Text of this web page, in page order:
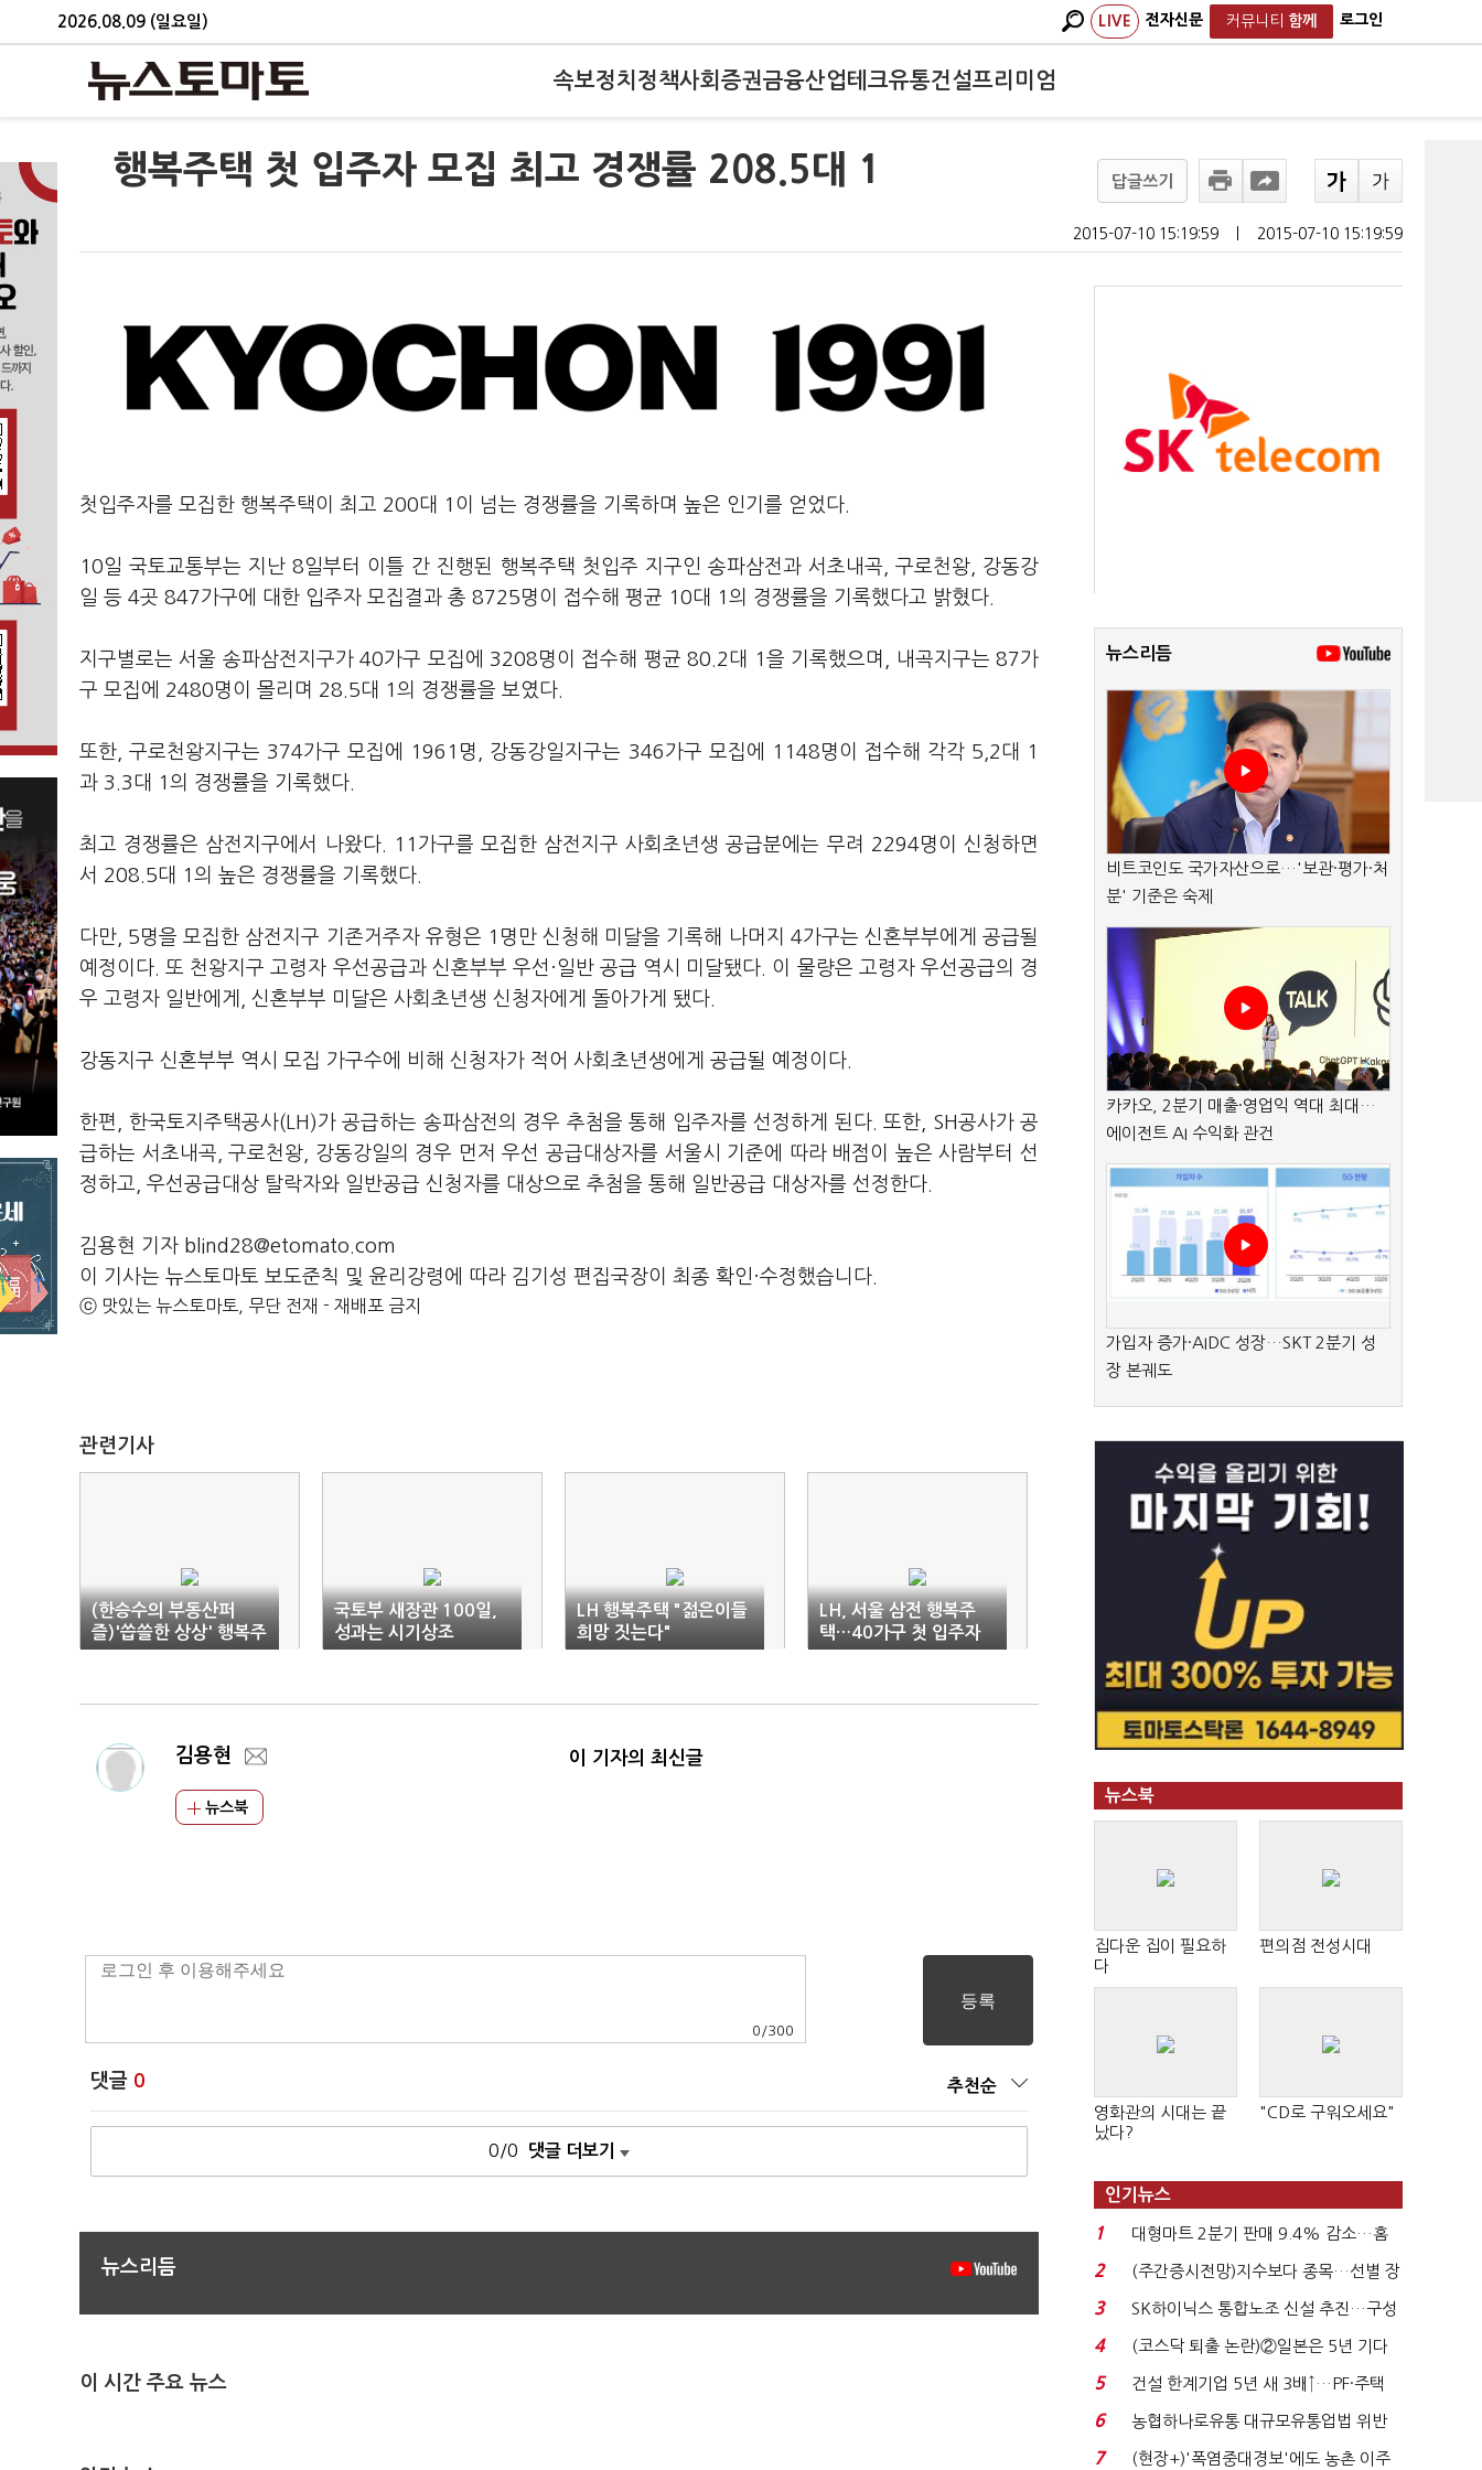
2026.08.09 (일요일) LIVE 전자신문 커뮤니티 함께 로그인
속보정치 정책사회 증권금융산업테크유통건설프리미엄
행복주택 첫 입주자 모집 최고 경쟁률 208.5대 1 답글쓰기
2015-07-10 15:19:59 2015-07-10 15:19:59
첫입주자를 모집한 행복주택이 최고 200대 1이 넘는 경쟁률을 기록하며 높은 인기를 얻었다.
10일 국토교통부는 지난 8일부터 이틀 간 진행된 행복주택 첫입주 지구인 송파삼전과 서초내곡, 구로천왕, 강동강
일 등 4곳 847가구에 대한 입주자 모집결과 총 8725명이 접수해 평균 10대 1의 경쟁률을 기록했다고 밝혔다.
지구별로는 서울 송파삼전지구가 40가구 모집에 3208명이 접수해 평균 80.2대 1을 기록했으며, 내곡지구는 87가
구 모집에 2480명이 몰리며 28.5대 1의 경쟁률을 보였다.
또한, 구로천왕지구는 374가구 모집에 1961명, 강동강일지구는 346가구 모집에 1148명이 접수해 각각 5,2대 1
과 3.3대 1의 경쟁률을 기록했다.
최고 경쟁률은 삼전지구에서 나왔다. 11가구를 모집한 삼전지구 사회초년생 공급분에는 무려 2294명이 신청하면
서 208.5대 1의 높은 경쟁률을 기록했다.
다만, 5명을 모집한 삼전지구 기존거주자 유형은 1명만 신청해 미달을 기록해 나머지 4가구는 신혼부부에게 공급될
예정이다. 또 천왕지구 고령자 우선공급과 신혼부부 우선·일반 공급 역시 미달됐다. 이 물량은 고령자 우선공급의 경
우 고령자 일반에게, 신혼부부 미달은 사회초년생 신청자에게 돌아가게 됐다.
강동지구 신혼부부 역시 모집 가구수에 비해 신청자가 적어 사회초년생에게 공급될 예정이다.
한편, 한국토지주택공사(LH)가 공급하는 송파삼전의 경우 추첨을 통해 입주자를 선정하게 된다. 또한, SH공사가 공
급하는 서초내곡, 구로천왕, 강동강일의 경우 먼저 우선 공급대상자를 서울시 기준에 따라 배점이 높은 사람부터 선
정하고, 우선공급대상 탈락자와 일반공급 신청자를 대상으로 추첨을 통해 일반공급 대상자를 선정한다.
김용현 기자 blind28@etomato.com
이 기사는 뉴스토마토 보도준칙 및 윤리강령에 따라 김기성 편집국장이 최종 확인·수정했습니다.
ⓒ 맛있는 뉴스토마토, 무단 전재 - 재배포 금지
관련기사
(한승수의 부동산퍼
즐)'씁쓸한 상상' 행복주
택 대신 뉴스테이를 짓
국토부 새장관 100일,
성과는 시기상조
LH 행복주택 "젊은이들
희망 짓는다"
LH, 서울 삼전 행복주
택…40가구 첫 입주자
모집
김용현
뉴스북
이 기자의 최신글
0 /300
댓글 0 추천순
0/0 댓글 더보기
뉴스리듬
이 시간 주요 뉴스
뉴스리듬
비트코인도 국가자산으로…'보관·평가·처
분' 기준은 숙제
카카오, 2분기 매출·영업익 역대 최대…
에이전트 AI 수익화 관건
가입자 증가·AIDC 성장…SKT 2분기 성
장 본궤도
뉴스북
집다운 집이 필요하
다
편의점 전성시대
영화관의 시대는 끝
났다?
"CD로 구워오세요"
인기뉴스
1
대형마트 2분기 판매 9.4% 감소…홈
플러스 사태 여파...
2
(주간증시전망)지수보다 종목…선별 장
세 이어진다...
3
SK하이닉스 통합노조 신설 추진…구성
원 간 성과급 불...
4
(코스닥 퇴출 논란)②일본은 5년 기다
려주는데 우리는 ...
5
건설 한계기업 5년 새 3배↑…PF·주택
침체에 재무 ...
6
농협하나로유통 대규모유통업법 위반
적발…공정위, 과...
7 (현장+)'폭염중대경보'에도 농촌 이주